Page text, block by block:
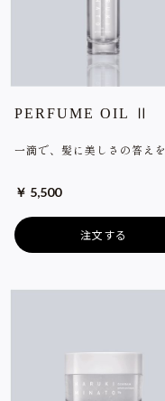
PERFUME OIL Ⅱ
一滴で、髪に美しさの答えを
￥ 5,500
注文する